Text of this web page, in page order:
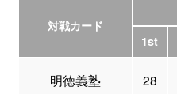
対戦カード
1st
明徳義塾 28